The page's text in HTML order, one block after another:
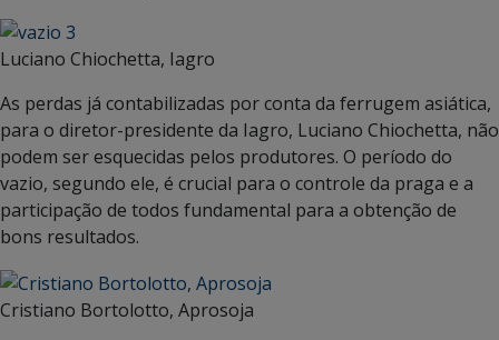
Luciano Chiochetta, Iagro
As perdas já contabilizadas por conta da ferrugem asiática,
para o diretor-presidente da Iagro, Luciano Chiochetta, não
podem ser esquecidas pelos produtores. O período do
vazio, segundo ele, é crucial para o controle da praga e a
participação de todos fundamental para a obtenção de
bons resultados.
Cristiano Bortolotto, Aprosoja